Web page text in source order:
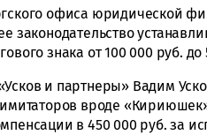
офиса юридической
законодательство
знака от 100 000 руб. до
и партнеры» Вадим
вроде
в 450 000 руб. за